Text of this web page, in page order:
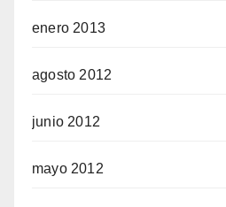
enero 2013
agosto 2012
junio 2012
mayo 2012